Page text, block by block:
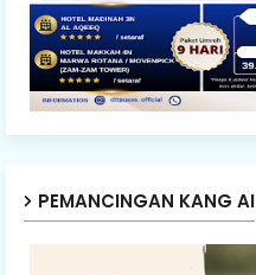
PEMANCINGAN KANG AI